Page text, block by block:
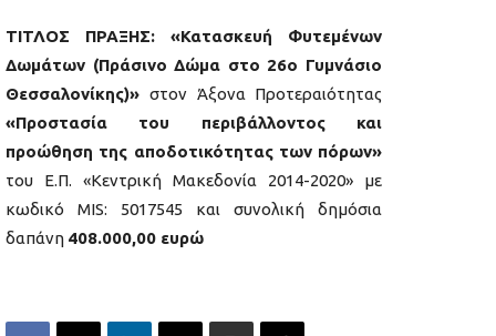
ΤΙΤΛΟΣ ΠΡΑΞΗΣ: «Κατασκευή Φυτεμένων
Δωμάτων (Πράσινο Δώμα στο 26ο Γυμνάσιο
Θεσσαλονίκης)»στον Άξονα Προτεραιότητας
«Προστασία του περιβάλλοντος και
προώθηση της αποδοτικότητας των πόρων»
του Ε.Π. «Κεντρική Μακεδονία 2014-2020» με
κωδικό MIS: 5017545 και συνολική δημόσια
δαπάνη 408.000,00 ευρώ